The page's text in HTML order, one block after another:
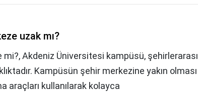
uzak mı?
Akdeniz Üniversitesi kampüsü, şehirlerarası
Kampüsün şehir merkezine yakın olması
araçları kullanılarak kolayca